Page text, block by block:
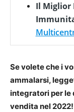
Il Miglior
Se volete che i
ammalarsi,
integratori per le
vendita nel 2022!